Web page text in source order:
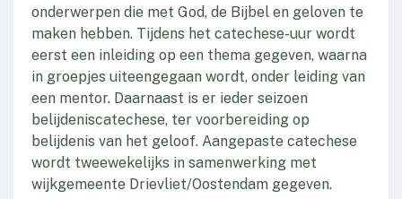
onderwerpen die met God, de Bijbel en geloven te
maken hebben. Tijdens het catechese-uur wordt
eerst een inleiding op een thema gegeven, waarna
in groepjes uiteengegaan wordt, onder leiding van
een mentor. Daarnaast is er ieder seizoen
belijdeniscatechese, ter voorbereiding op
belijdenis van het geloof. Aangepaste catechese
wordt tweewekelijks in samenwerking met
wijkgemeente Drievliet/Oostendam gegeven.